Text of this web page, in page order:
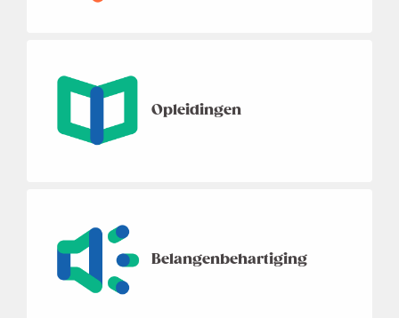
Opleidingen
Belangenbehartiging